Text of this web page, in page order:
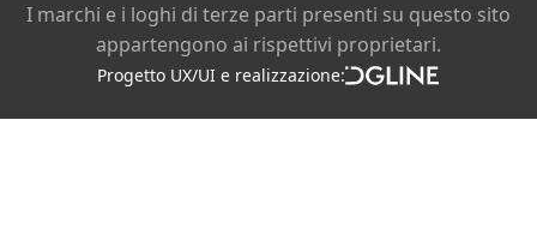
I marchi e i loghi di terze parti presenti su questo sito
appartengono ai rispettivi proprietari.
Progetto UX/UI e realizzazione:
Privacy policyCookie policy
Instagram
Facebook